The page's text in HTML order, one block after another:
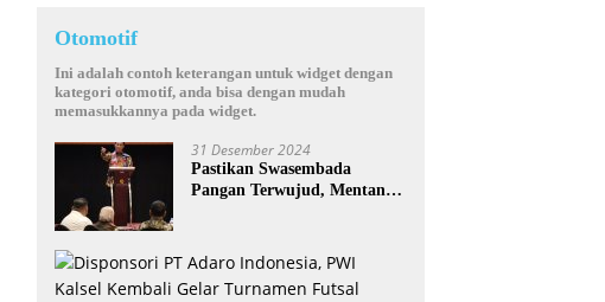
Otomotif
Ini adalah contoh keterangan untuk widget dengan
kategori otomotif, anda bisa dengan mudah
memasukkannya pada widget.
31 Desember 2024
Pastikan Swasembada
Pangan Terwujud, Mentan